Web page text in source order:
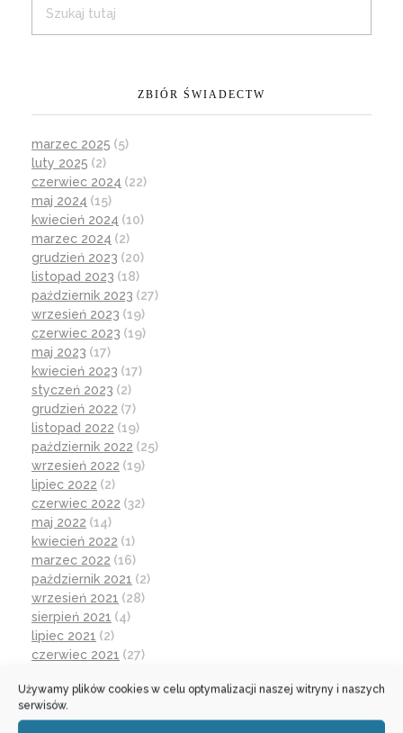
Używamy plików cookies w celu optymalizacji naszej witryny i naszych
serwisów.
ZBIÓR ŚWIADECTW
marzec 2025 (5)
luty 2025 (2)
czerwiec 2024 (22)
maj 2024 (15)
kwiecień 2024 (10)
marzec 2024 (2)
grudzień 2023 (20)
listopad 2023 (18)
październik 2023 (27)
wrzesień 2023 (19)
czerwiec 2023 (19)
maj 2023 (17)
kwiecień 2023 (17)
styczeń 2023 (2)
grudzień 2022 (7)
listopad 2022 (19)
październik 2022 (25)
wrzesień 2022 (19)
lipiec 2022 (2)
czerwiec 2022 (32)
maj 2022 (14)
kwiecień 2022 (1)
marzec 2022 (16)
październik 2021 (2)
wrzesień 2021 (28)
sierpień 2021 (4)
lipiec 2021 (2)
czerwiec 2021 (27)
czerwiec 2020(19)
maj 2020